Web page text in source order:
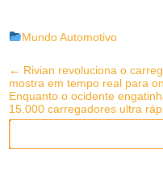
Mundo Automotivo
Post
navigation
← Rivian revoluciona o
mostra em tempo real para
Enquanto o ocidente
15.000 carregadores ultra